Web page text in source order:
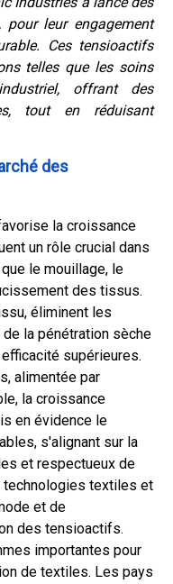
pour leur engagement
Ces tensioactifs
telles que les soins
offrant des
tout en réduisant
des
la croissance
un rôle crucial dans
le mouillage, le
des tissus.
éliminent les
la pénétration sèche
supérieures.
alimentée par
la croissance
en évidence le
s'alignant sur la
et respectueux de
technologies textiles et
et de
des tensioactifs.
importantes pour
de textiles. Les pays